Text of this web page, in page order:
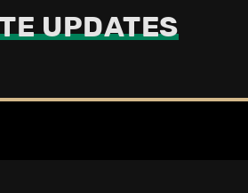
UPDATES